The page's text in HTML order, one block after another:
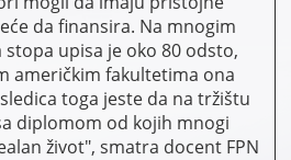
da finansira. Na mnogim
upisa je oko 80 odsto,
američkim fakultetima ona
toga jeste da na tržištu
diplomom od kojih mnogi
život", smatra docent FPN